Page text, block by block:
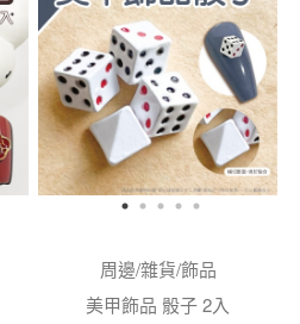
周邊/雜貨/飾品
美甲飾品 骰子 2入